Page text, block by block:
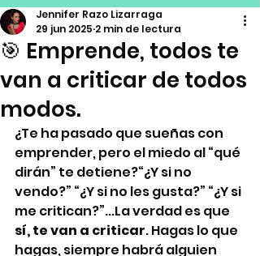
🎯 Emprende, todos te
van a criticar de todos
modos.
Jennifer Razo Lizarraga
29 jun 2025 2 min de lectura
¿Te ha pasado que sueñas con
emprender, pero el miedo al “qué
dirán” te detiene?“¿Y si no
vendo?” “¿Y si no les gusta?” “¿Y si
me critican?”...La verdad es que
sí, te van a criticar. Hagas lo que
hagas, siempre habrá alguien